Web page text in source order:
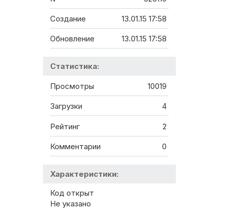
Создание 13.01.15 17:58
Обновление 13.01.15 17:58
Статистика:
Просмотры 10019
Загрузки 4
Рейтинг 2
Комментарии 0
Характеристики:
Код открыт
Не указано